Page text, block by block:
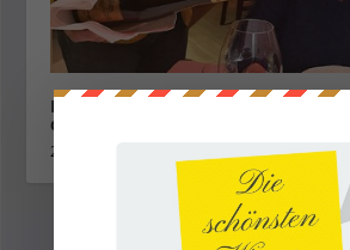
Restaurant Shanghai – eine
durch China
28. Januar 2024